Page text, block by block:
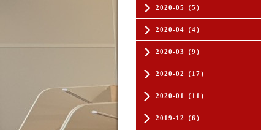
2020-05（5）
2020-04（4）
2020-03（9）
2020-02（17）
2020-01（11）
2019-12（6）